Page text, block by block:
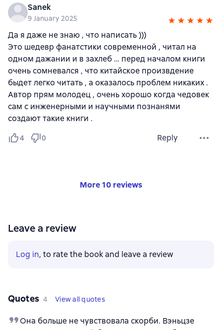
Sanek
9 January 2025
Да я даже не знаю , что написать )))
Это шедевр фанатстики современной , читал на
одном дажании и в захлеб … перед началом книги
очень сомневался , что китайское произвдение
быдет легко читать , а оказалось проблем никаких .
Автор прям молодец , очень хорошо когда чедовек
сам с инженерными и научными познанями
создают такие книги .
4 0 Reply
More 10 reviews
Leave a review
Log in, to rate the book and leave a review
Quotes 4 View all quotes
Она больше не чувствовала скорби. Вэньцзе